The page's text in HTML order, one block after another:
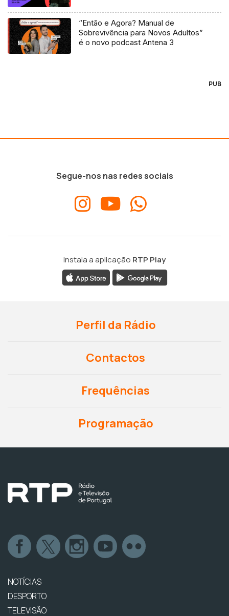
“Então e Agora? Manual de
Sobrevivência para Novos Adultos”
é o novo podcast Antena 3
PUB
Segue-nos nas redes sociais
Instala a aplicação RTP Play
Perfil da Rádio
Contactos
Frequências
Programação
NOTÍCIAS
DESPORTO
TELEVISÃO